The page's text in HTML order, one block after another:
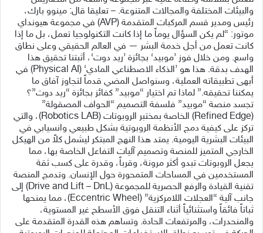
والبيئات المختلفة والمجالات المتنوعة. – تعليقا قال: مينوو بارك،
رئيس ومدير قسم المركبات المتقدمة (AVP) في مجموعة هيونداي
موتور: “لم يكن السؤال يوماً ما إذا كانت التكنولوجيا تعمل، بل ما إذا
كانت تعمل من أجل خدمة البشر — في العالم الحقيقي وعلى نطاق
واسع. ومن خلال فوز ’موبيد‘ بجائزة ’ريد دوت‘، أثبتنا تحقيق هذا
الهدف بدقة. هذا هو ’الذكاء الاصطناعي المادي‘ (Physical AI) في
أبهى تطبيقاته العملية، وسنواصل المضي قدماً لتجاوز آفاق ما
يمكننا تحقيقه.” لماذا تم اختيار “موبيد” كفائز بجائزة “ريد دوت”؟
تجسد منصة “موبيد” فلسفة التصميم “الحواف المصقولة”
(Refined Edge) الخاصة بمختبر الروبوتات (Robotics LAB)، والتي
تركز على كيفية دمج الأنظمة الروبوتية بشكل طبيعي وانسيابي في
البيئات البشرية اليومية. يمتد هذا النهج المبتكر ليشمل كلاً من الهيكل
الخارجي المتميز للمنصة وتصميم آليات التفاعل الخاصة بها، مما
يجعل الروبوتات تبدو أكثر مرونة، وقرباً، وقدرة على كسب ثقة
المستخدمين في المساحات المتمحورة حول الإنسان. وتدمج المنصة
تقنية القيادة والرفع الحصرية للمجموعة (Drive and Lift – DnL) إلى
جانب آلية “العجلات اللامركزية” (Eccentric Wheel)، مما يمنحها
ثباتاً فائقاً واستثنائياً أثناء التنقل فوق الأسطح غير المستوية،
والمنحدرات، والمرتفعات الحادة. وتساهم هذه القدرة المتقدمة على